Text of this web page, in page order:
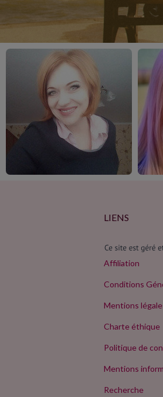
LIENS
Affiliation
Conditions
Mentions
Charte éthique
Politique de
Mentions
Recherche